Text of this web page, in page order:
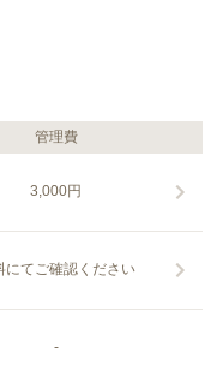
管理費
3,000円
にてご確認ください
-